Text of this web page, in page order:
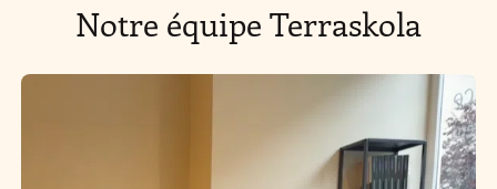
Notre équipe Terraskola